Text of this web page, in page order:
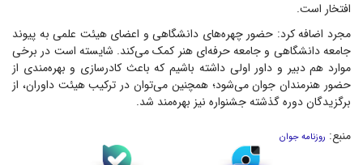
افتخار است.
مجرد اضافه کرد: حضور چهر‌ه‌های دانشگاهی و اعضای هیئت علمی به پیوند
جامعه دانشگاهی و جامعه حرفه‌ای هنر کمک می‌کند. شایسته است در برخی
موارد هم دبیر و داور اولی داشته باشیم که باعث کادرسازی و بهره‌مندی از
حضور هنرمندان جوان می‌شود؛ همچنین می‌توان در ترکیب هیئت داوران، از
برگزیدگان دوره گذشته جشنواره نیز بهره‌مند شد.
منبع: روزنامه جوان